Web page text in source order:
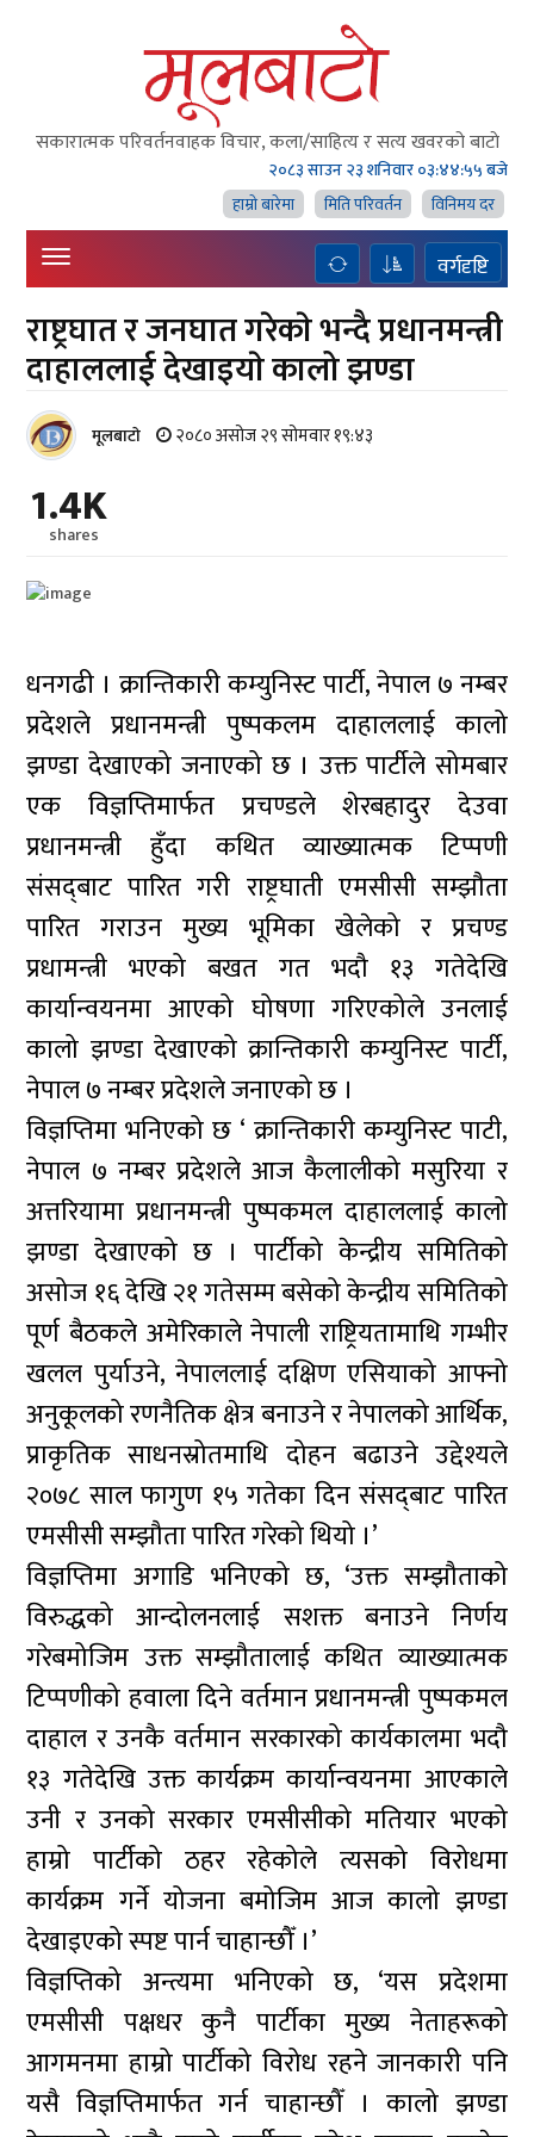
सकारात्मक परिवर्तनवाहक विचार, कला/साहित्य र सत्य खवरको बाटाे
२०८३ साउन २३ शनिवार०३:४४:५६ बजे
हाम्राे बारेमा
मिति परिवर्तन विनिमय दर
वर्गदृष्टि
राष्ट्रघात र जनघात गरेकाे भन्दै प्रधानमन्त्री
दाहाललाई देखाइयाे कालो झण्डा
मूलबाटाे २०८० असोज २९ सोमवार १९:४३
1.4K
shares
धनगढी । क्रान्तिकारी कम्युनिस्ट पार्टी, नेपाल ७ नम्बर
प्रदेशले प्रधानमन्त्री पुष्पकलम दाहाललाई कालो
झण्डा देखाएको जनाएको छ । उक्त पार्टीले सोमबार
एक विज्ञप्तिमार्फत प्रचण्डले शेरबहादुर देउवा
प्रधानमन्त्री हुँदा कथित व्याख्यात्मक टिप्पणी
संसद्‌बाट पारित गरी राष्ट्रघाती एमसीसी सम्झौता
पारित गराउन मुख्य भूमिका खेलेको र प्रचण्ड
प्रधामन्त्री भएको बखत गत भदौ १३ गतेदेखि
कार्यान्वयनमा आएको घोषणा गरिएकोले उनलाई
कालो झण्डा देखाएको क्रान्तिकारी कम्युनिस्ट पार्टी,
नेपाल ७ नम्बर प्रदेशले जनाएको छ ।
विज्ञप्तिमा भनिएको छ ‘ क्रान्तिकारी कम्युनिस्ट पाटी,
नेपाल ७ नम्बर प्रदेशले आज कैलालीको मसुरिया र
अत्तरियामा प्रधानमन्त्री पुष्पकमल दाहाललाई कालो
झण्डा देखाएको छ । पार्टीको केन्द्रीय समितिको
असोज १६ देखि २१ गतेसम्म बसेको केन्द्रीय समितिको
पूर्ण बैठकले अमेरिकाले नेपाली राष्ट्रियतामाथि गम्भीर
खलल पुर्याउने, नेपाललाई दक्षिण एसियाको आफ्नो
अनुकूलको रणनैतिक क्षेत्र बनाउने र नेपालको आर्थिक,
प्राकृतिक साधनस्रोतमाथि दोहन बढाउने उद्देश्यले
२०७८ साल फागुण १५ गतेका दिन संसद्‌बाट पारित
एमसीसी सम्झौता पारित गरेको थियो ।’
विज्ञप्तिमा अगाडि भनिएको छ, ‘उक्त सम्झौताको
विरुद्धको आन्दोलनलाई सशक्त बनाउने निर्णय
गरेबमोजिम उक्त सम्झौतालाई कथित व्याख्यात्मक
टिप्पणीको हवाला दिने वर्तमान प्रधानमन्त्री पुष्पकमल
दाहाल र उनकै वर्तमान सरकारको कार्यकालमा भदौ
१३ गतेदेखि उक्त कार्यक्रम कार्यान्वयनमा आएकाले
उनी र उनको सरकार एमसीसीको मतियार भएको
हाम्रो पार्टीको ठहर रहेकोले त्यसको विरोधमा
कार्यक्रम गर्ने योजना बमोजिम आज कालो झण्डा
देखाइएको स्पष्ट पार्न चाहान्छौँ ।’
विज्ञप्तिको अन्त्यमा भनिएको छ, ‘यस प्रदेशमा
एमसीसी पक्षधर कुनै पार्टीका मुख्य नेताहरूको
आगमनमा हाम्रो पार्टीको विरोध रहने जानकारी पनि
यसै विज्ञप्तिमार्फत गर्न चाहान्छौँ । कालो झण्डा